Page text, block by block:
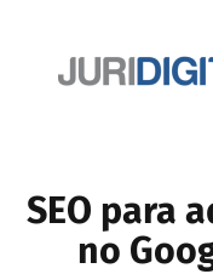
SEO para
no